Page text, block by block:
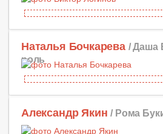
Наталья Бочкарева / Даша
роль
Александр Якин / Рома